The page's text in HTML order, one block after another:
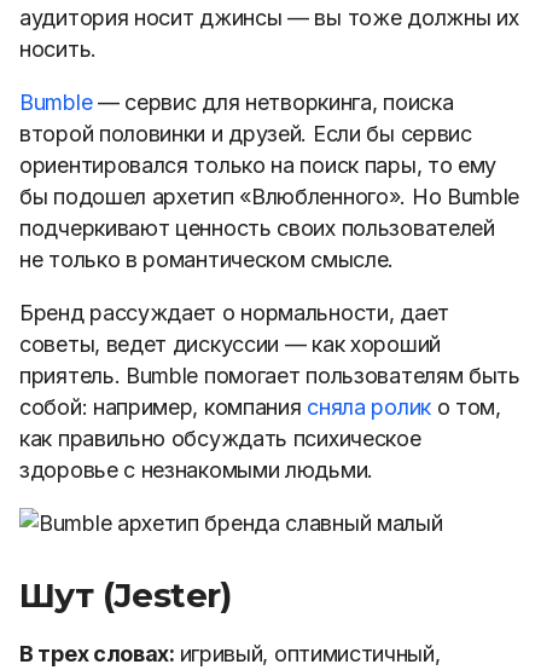
аудитория носит джинсы — вы тоже должны их
носить.
Bumble— сервис для нетворкинга, поиска
второй половинки и друзей. Если бы сервис
ориентировался только на поиск пары, то ему
бы подошел архетип «Влюбленного». Но Bumble
подчеркивают ценность своих пользователей
не только в романтическом смысле.
Бренд рассуждает о нормальности, дает
советы, ведет дискуссии — как хороший
приятель. Bumble помогает пользователям быть
собой: например, компания сняла ролико том,
как правильно обсуждать психическое
здоровье с незнакомыми людьми.
Шут (Jester)
В трех словах: игривый, оптимистичный,